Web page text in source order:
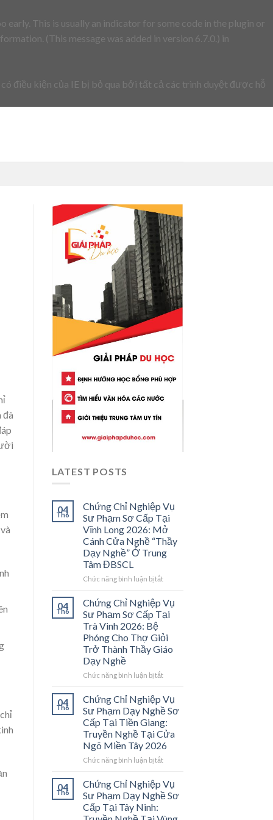
early. This is usually an indicator for some code in the plugin or
(This message was added in version 6.7.0.) in
điều kiện của IE bị bỏ qua bởi tất cả các trình duyệt được hỗ
đà
LATEST POSTS
04
Th6
Chứng Chỉ Nghiệp Vụ
Sư Phạm Sơ Cấp Tại
Vĩnh Long 2026: Mở
Cánh Cửa Nghề “Thầy
Dạy Nghề” Ở Trung
Tâm ĐBSCL
Chức năng bình luận bị tắtở
Chỉ
Nghiệp
Vụ
Phạm
Sơ
2026:
Mở
Cánh
Cửa
Nghề
Dạy
Ở
Trung
ĐBSCL
04
Th6
Chứng Chỉ Nghiệp Vụ
Sư Phạm Sơ Cấp Tại
Trà Vinh 2026: Bệ
Phóng Cho Thợ Giỏi
Trở Thành Thầy Giáo
Dạy Nghề
Chức năng bình luận bị tắtở
Chỉ
Nghiệp
Vụ
Sư
Phạm
Sơ
Cấp
Vinh
2026:
04
Th6
Chứng Chỉ Nghiệp Vụ
Sư Phạm Dạy Nghề Sơ
Cấp Tại Tiền Giang:
Truyền Nghề Tại Cửa
Ngõ Miền Tây 2026
Chức năng bình luận bị tắtở
Chỉ
Nghiệp
Vụ
04
Th6
Chứng Chỉ Nghiệp Vụ
Sư Phạm Dạy Nghề Sơ
Cấp Tại Tây Ninh: